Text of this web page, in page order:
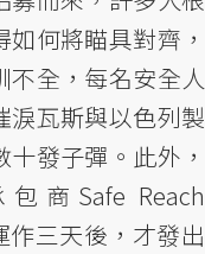
何將瞄具對齊，
不全，每名安全人
淚瓦斯與以色列製
發子彈。此外，
商Safe Reach
作三天後，才發出